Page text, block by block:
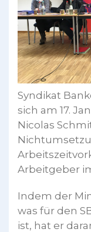
Syndikat
sich am 17.
Nicolas
Arbeitgeber
Indem der
was für den
ist, hat er